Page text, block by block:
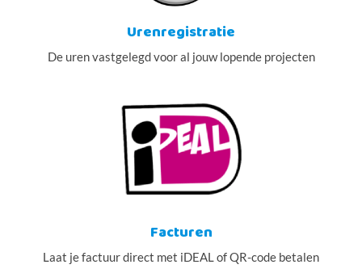
Urenregistratie
De uren vastgelegd voor al jouw lopende projecten
Facturen
Laat je factuur direct met iDEAL of QR-code betalen